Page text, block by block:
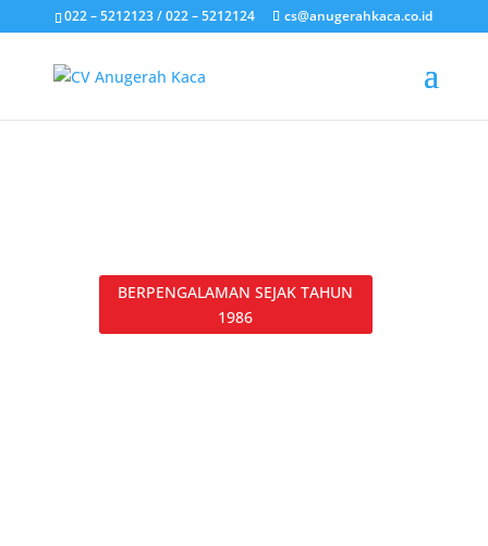
022 – 5212123 / 022 – 5212124 cs@anugerahkaca.co.id
BERPENGALAMAN SEJAK TAHUN
1986